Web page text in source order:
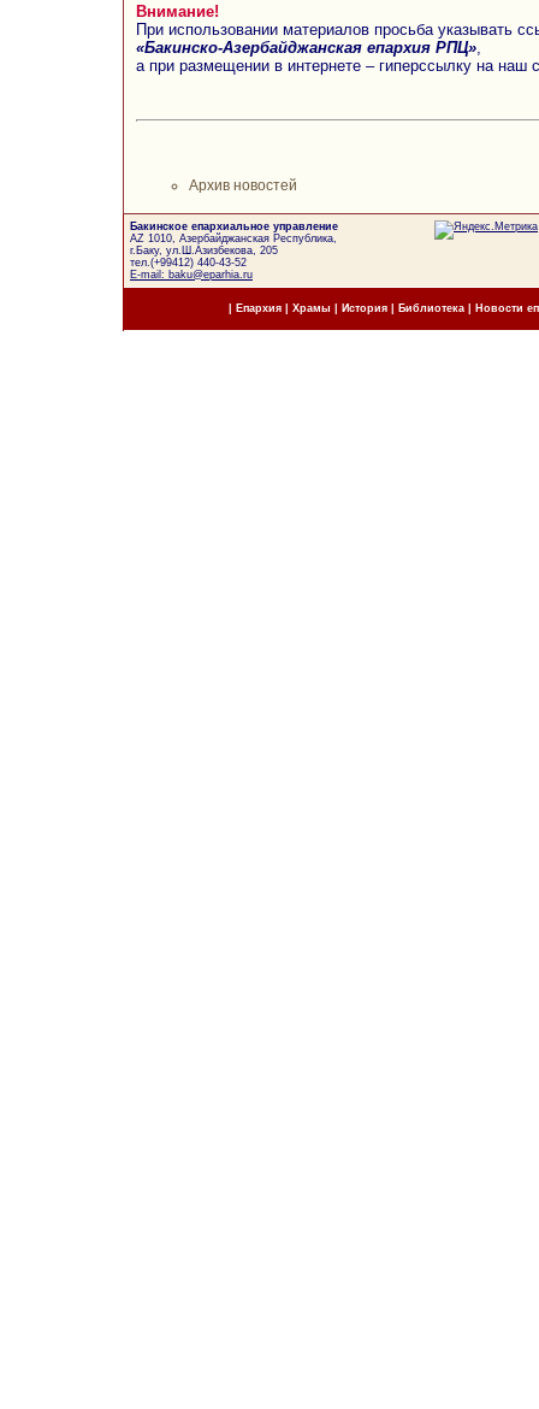
Внимание!
При использовании материалов просьба указывать
«Бакинско-Азербайджанская епархия РПЦ»
а при размещении в интернете – гиперссылку на наш
Архив новостей
Бакинское епархиальное управление
AZ 1010, Азербайджанская Республика,
г.Баку, ул.Ш.Азизбекова, 205
тел.(+99412) 440-43-52
E-mail: baku@eparhia.ru
Епархия| Храмы История| Библиотека Новости